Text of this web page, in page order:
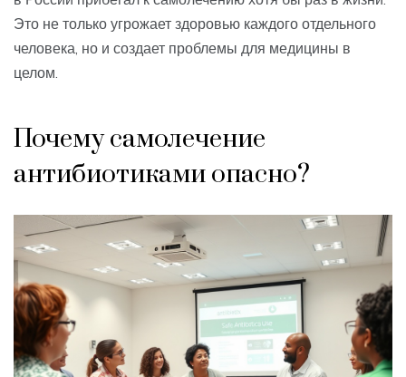
Это не только угрожает здоровью каждого отдельного
человека, но и создает проблемы для медицины в
целом.
Почему самолечение
антибиотиками опасно?